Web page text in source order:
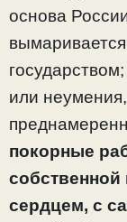
основа
или
покорные
сердцем, с